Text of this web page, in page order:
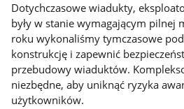
Dotychczasowe wiadukty,
były w stanie wymagającym pilnej
roku wykonaliśmy tymczasowe
konstrukcję i zapewnić
przebudowy wiaduktów.
niezbędne, aby uniknąć ryzyka
użytkowników.